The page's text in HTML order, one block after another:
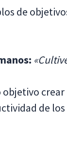
de
objetivo
de